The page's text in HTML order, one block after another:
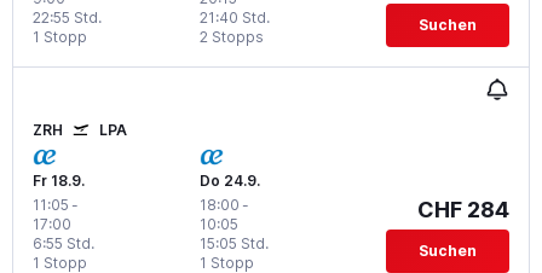
1 Stopp
22:55 Std.
2 Stopps
21:40 Std. Suchen
ZRH LPA
Fr 18.9.
11:05 -
17:00
1 Stopp
6:55 Std.
Do 24.9.
18:00 -
10:05
1 Stopp
15:05 Std.
CHF 284
Suchen